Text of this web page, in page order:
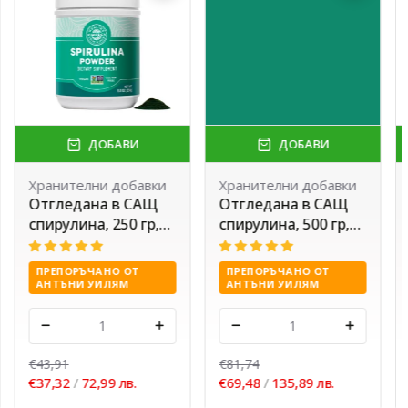
ДОБАВИ
Хранителни добавки
Отгледана в САЩ
спирулина, 250 гр,
Vimergy®
ПРЕПОРЪЧАНО ОТ
АНТЪНИ УИЛЯМ
€43,91
€37,32 / 72,99 лв.
ДОБАВИ
Хранителни добавки
Отгледана в САЩ
спирулина, 500 гр,
Vimergy®
ПРЕПОРЪЧАНО ОТ
АНТЪНИ УИЛЯМ
€81,74
€69,48 / 135,89 лв.